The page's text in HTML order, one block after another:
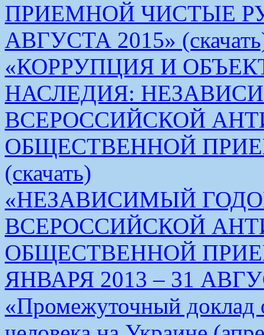
ПРИЕМНОЙ ЧИСТЫЕ
АВГУСТА 2015»
«КОРРУПЦИЯ И
НАСЛЕДИЯ:
ВСЕРОССИЙСКОЙ
ОБЩЕСТВЕННОЙ
(скачать)
«НЕЗАВИСИМЫЙ
ВСЕРОССИЙСКОЙ
ОБЩЕСТВЕННОЙ
ЯНВАРЯ 2013 – 31
«Промежуточный доклад